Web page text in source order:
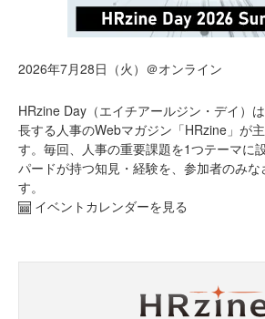
2026年7月28日（火）＠オンライン
HRzine Day（エイチアールジン・デイ）
長する人事のWebマガジン「HRzine」が
す。毎回、人事の重要課題を1つテーマに
パードが持つ知見・経験を、参加者のみな
す。
イベントカレンダーを見る